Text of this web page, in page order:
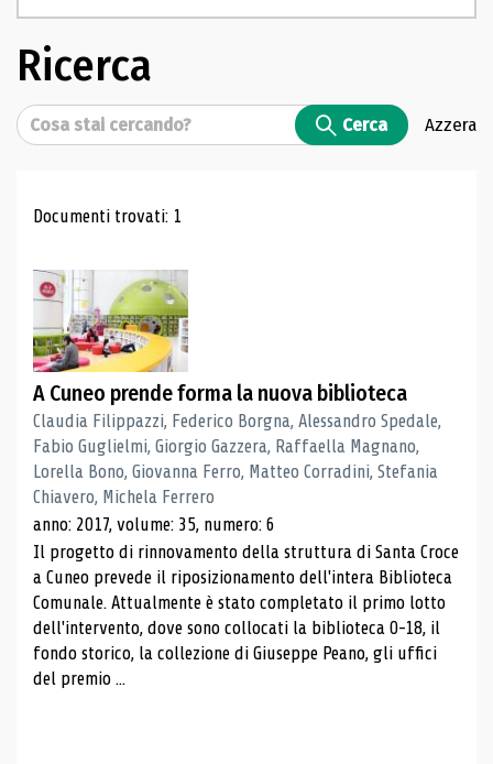
Ricerca
Cerca Cerca Azzera
Risultati di ricerca
Documenti trovati: 1
A Cuneo prende forma la nuova biblioteca
Claudia Filippazzi, Federico Borgna, Alessandro Spedale,
Fabio Guglielmi, Giorgio Gazzera, Raffaella Magnano,
Lorella Bono, Giovanna Ferro, Matteo Corradini, Stefania
Chiavero, Michela Ferrero
anno: 2017, volume: 35, numero: 6
Il progetto di rinnovamento della struttura di Santa Croce
a Cuneo prevede il riposizionamento dell'intera Biblioteca
Comunale. Attualmente è stato completato il primo lotto
dell'intervento, dove sono collocati la biblioteca 0-18, il
fondo storico, la collezione di Giuseppe Peano, gli uffici
del premio ...